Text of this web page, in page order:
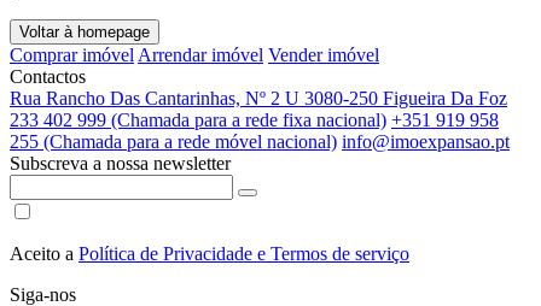
Voltar à homepage
Comprar imóvel Arrendar imóvel Vender imóvel
Contactos
Rua Rancho Das Cantarinhas, Nº 2 U 3080-250 Figueira Da Foz
233 402 999 (Chamada para a rede fixa nacional) +351 919 958
255 (Chamada para a rede móvel nacional) info@imoexpansao.pt
Subscreva a nossa newsletter
Aceito a Política de Privacidade e Termos de serviço
Siga-nos